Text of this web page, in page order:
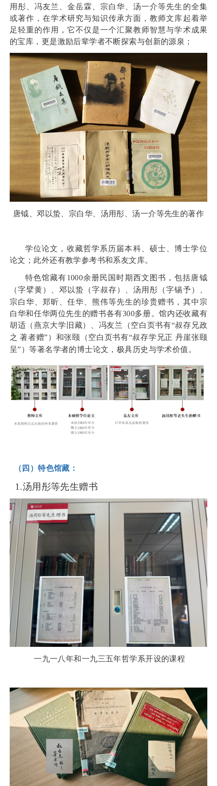
用彤、冯友兰、金岳霖、宗白华、汤一介等先生的全集
或著作，在学术研究与知识传承方面，教师文库起着举
足轻重的作用，它不仅是一个汇聚教师智慧与学术成果
的宝库，更是激励后辈学者不断探索与创新的源泉；
唐钺、邓以蛰、宗白华、汤用彤、汤一介等先生的著作
学位论文，收藏哲学系历届本科、硕士、博士学位
论文；此外还有教学参考书和系友文库。
特色馆藏有1000余册民国时期西文图书，包括唐钺
（字擘黄）、邓以蛰（字叔存）、汤用彤（字锡予）、
宗白华、郑昕、任华、熊伟等先生的珍贵赠书，其中宗
白华和任华两位先生的赠书各有300多册。馆内还收藏有
胡适（燕京大学旧藏）、 冯友兰（空白页书有“叔存兄政
之 著者赠”）和张颐（空白页书有“叔存学兄正 丹崖张颐
呈”）等著名学者的博士论文，极具历史与学术价值。
（四）特色馆藏：
1.汤用彤等先生赠书
一九一八年和一九三五年哲学系开设的课程